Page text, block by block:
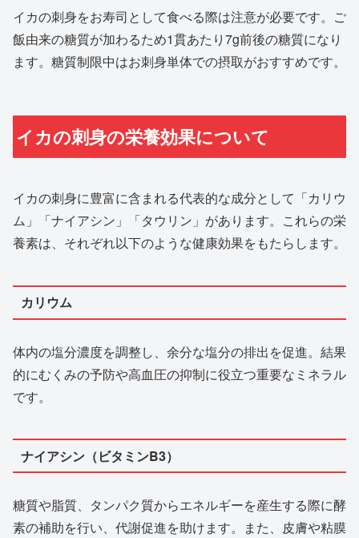
イカの刺身をお寿司として食べる際は注意が必要です。ご
飯由来の糖質が加わるため1貫あたり7g前後の糖質になり
ます。糖質制限中はお刺身単体での摂取がおすすめです。
イカの刺身の栄養効果について
イカの刺身に豊富に含まれる代表的な成分として「カリウ
ム」「ナイアシン」「タウリン」があります。これらの栄
養素は、それぞれ以下のような健康効果をもたらします。
カリウム
体内の塩分濃度を調整し、余分な塩分の排出を促進。結果
的にむくみの予防や高血圧の抑制に役立つ重要なミネラル
です。
ナイアシン（ビタミンB3）
糖質や脂質、タンパク質からエネルギーを産生する際に酵
素の補助を行い、代謝促進を助けます。また、皮膚や粘膜